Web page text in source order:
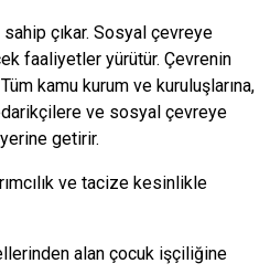
çıkar. Sosyal çevreye
faaliyetler yürütür. Çevrenin
kamu kurum ve kuruluşlarına,
ve sosyal çevreye
getirir.
ve tacize kesinlikle
alan çocuk işçiliğine